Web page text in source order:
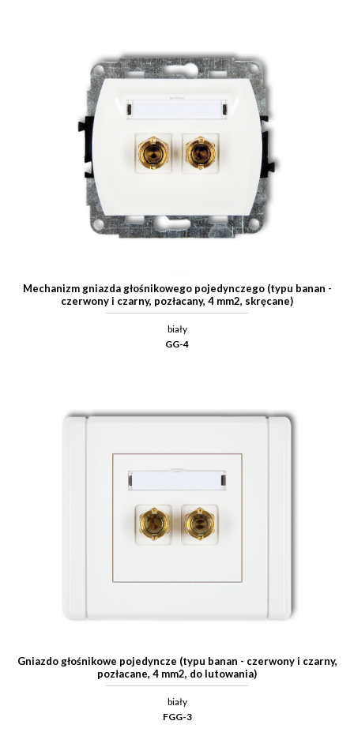
Mechanizm gniazda głośnikowego pojedynczego (typu banan -
czerwony i czarny, pozłacany, 4 mm2, skręcane)
biały
GG-4
Gniazdo głośnikowe pojedyncze (typu banan - czerwony i czarny,
pozłacane, 4 mm2, do lutowania)
biały
FGG-3